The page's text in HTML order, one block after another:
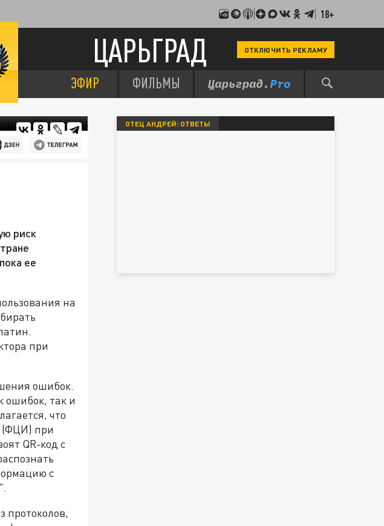
18+
ЦАРЬГРАД ОТКЛЮЧИТЬ РЕКЛАМУ
ЭФИР ФИЛЬМЫ
риск
ее
на
при
ошибок.
ошибок, так и
что
(ФЦИ) при
QR-код с
с
протоколов,
ОТЕЦ АНДРЕЙ: ОТВЕТЫ